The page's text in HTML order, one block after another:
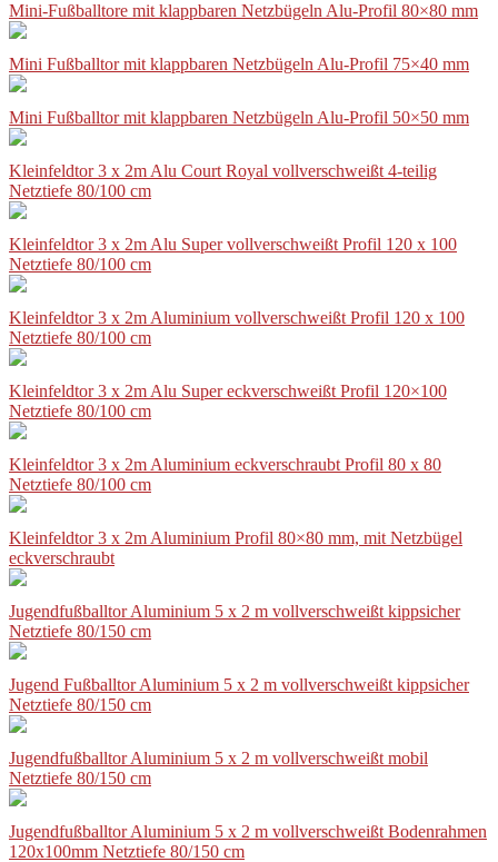
Mini-Fußballtore mit klappbaren Netzbügeln Alu-Profil 80×80 mm
Mini Fußballtor mit klappbaren Netzbügeln Alu-Profil 75×40 mm
Mini Fußballtor mit klappbaren Netzbügeln Alu-Profil 50×50 mm
Kleinfeldtor 3 x 2m Alu Court Royal vollverschweißt 4-teilig
Netztiefe 80/100 cm
Kleinfeldtor 3 x 2m Alu Super vollverschweißt Profil 120 x 100
Netztiefe 80/100 cm
Kleinfeldtor 3 x 2m Aluminium vollverschweißt Profil 120 x 100
Netztiefe 80/100 cm
Kleinfeldtor 3 x 2m Alu Super eckverschweißt Profil 120×100
Netztiefe 80/100 cm
Kleinfeldtor 3 x 2m Aluminium eckverschraubt Profil 80 x 80
Netztiefe 80/100 cm
Kleinfeldtor 3 x 2m Aluminium Profil 80×80 mm, mit Netzbügel
eckverschraubt
Jugendfußballtor Aluminium 5 x 2 m vollverschweißt kippsicher
Netztiefe 80/150 cm
Jugend Fußballtor Aluminium 5 x 2 m vollverschweißt kippsicher
Netztiefe 80/150 cm
Jugendfußballtor Aluminium 5 x 2 m vollverschweißt mobil
Netztiefe 80/150 cm
Jugendfußballtor Aluminium 5 x 2 m vollverschweißt Bodenrahmen
120x100mm Netztiefe 80/150 cm